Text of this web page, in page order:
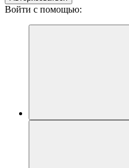
Войти с помощью: